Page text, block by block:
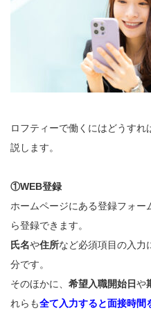
ロフティーで働くにはどうすれ
説します。
①WEB登録
ホームページにある登録フォー
ら登録できます。
氏名や住所など必須項目の入力
分です。
そのほかに、 希望入職開始日や
れらも全て入力すると面接時間